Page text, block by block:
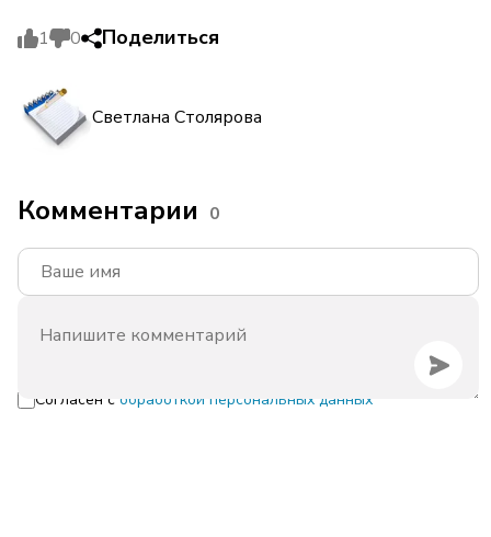
1 0 Поделиться
Светлана Столярова
Комментарии 0
Согласен с обработкой персональных данных